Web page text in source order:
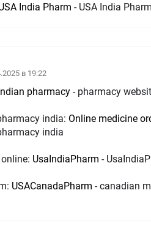
India Pharm - USA India
в 19:22
pharmacy - pharmacy
india: Online medicine
india
UsaIndiaPharm -
USACanadaPharm - canadian